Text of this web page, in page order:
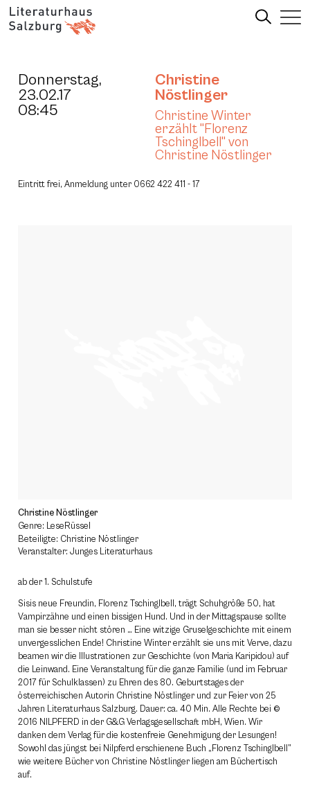
Donnerstag,
23.02.17
08:45
Christine
Nöstlinger
Christine Winter
erzählt "Florenz
Tschinglbell" von
Christine Nöstlinger
Eintritt frei, Anmeldung unter 0662 422 411 - 17
Christine Nöstlinger
Genre: LeseRüssel
Beteiligte: Christine Nöstlinger
Veranstalter: Junges Literaturhaus
ab der 1. Schulstufe
Sisis neue Freundin, Florenz Tschinglbell, trägt Schuhgröße 50, hat
Vampirzähne und einen bissigen Hund. Und in der Mittagspause sollte
man sie besser nicht stören … Eine witzige Gruselgeschichte mit einem
unvergesslichen Ende! Christine Winter erzählt sie uns mit Verve, dazu
beamen wir die Illustrationen zur Geschichte (von Maria Karipidou) auf
die Leinwand. Eine Veranstaltung für die ganze Familie (und im Februar
2017 für Schulklassen) zu Ehren des 80. Geburtstages der
österreichischen Autorin Christine Nöstlinger und zur Feier von 25
Jahren Literaturhaus Salzburg. Dauer: ca. 40 Min. Alle Rechte bei ©
2016 NILPFERD in der G&G Verlagsgesellschaft mbH, Wien. Wir
danken dem Verlag für die kostenfreie Genehmigung der Lesungen!
Sowohl das jüngst bei Nilpferd erschienene Buch „Florenz Tschinglbell”
wie weitere Bücher von Christine Nöstlinger liegen am Büchertisch
auf.